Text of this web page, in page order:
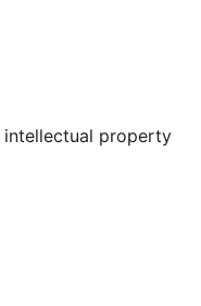
account
intellectual property